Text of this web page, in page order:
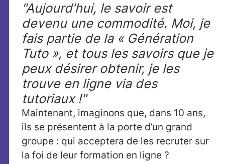
"Aujourd’hui, le savoir est
devenu une commodité. Moi, je
fais partie de la « Génération
Tuto », et tous les savoirs que je
peux désirer obtenir, je les
trouve en ligne via des
tutoriaux !"
Maintenant, imaginons que, dans 10 ans,
ils se présentent à la porte d’un grand
groupe : qui acceptera de les recruter sur
la foi de leur formation en ligne ?